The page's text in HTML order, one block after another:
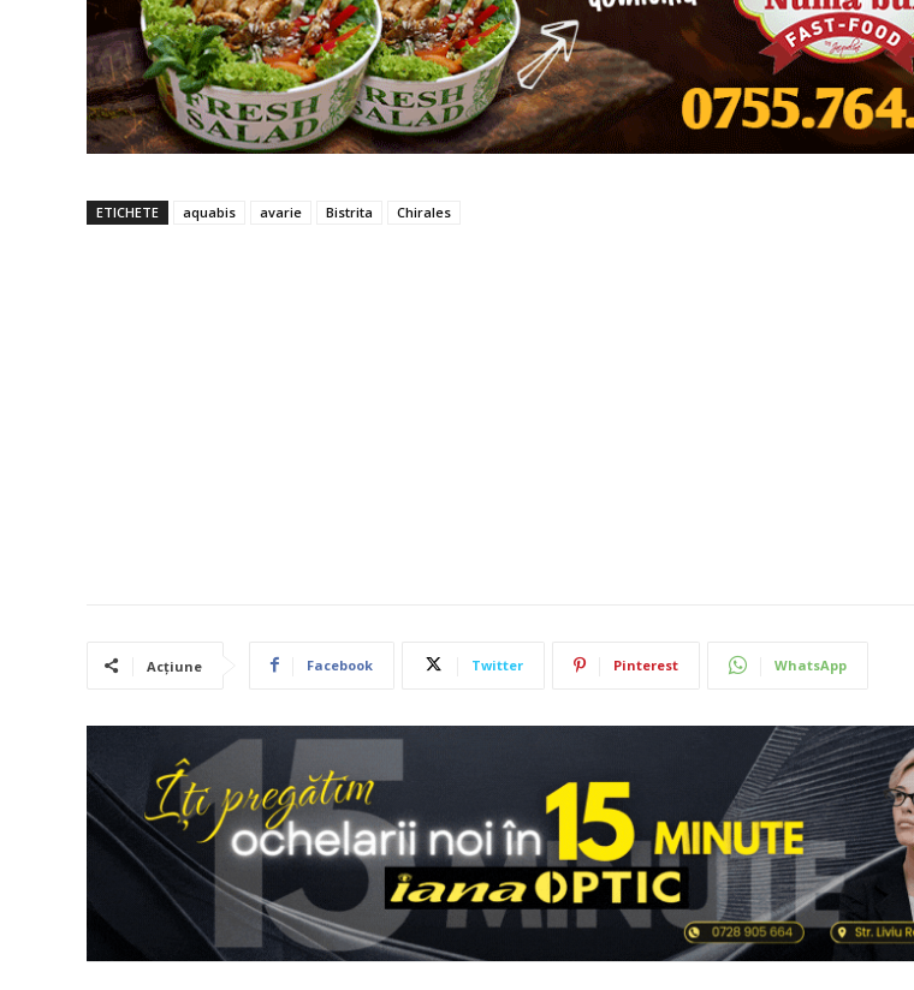
ETICHETE aquabis avarie Bistrita Chirales
Acțiune Facebook Twitter Pinterest WhatsApp